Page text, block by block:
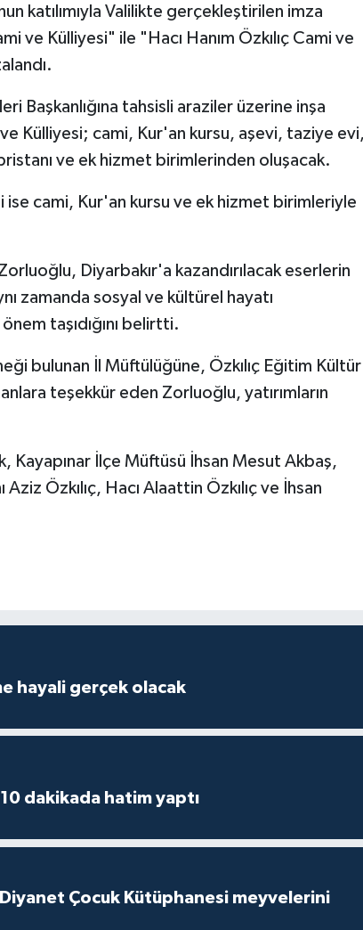
katılımıyla Valilikte gerçekleştirilen imza
ve Külliyesi" ile "Hacı Hanım Özkılıç Cami ve
Başkanlığına tahsisli araziler üzerine inşa
Külliyesi; cami, Kur'an kursu, aşevi, taziye evi,
ve ek hizmet birimlerinden oluşacak.
ise cami, Kur'an kursu ve ek hizmet birimleriyle
Diyarbakır'a kazandırılacak eserlerin
zamanda sosyal ve kültürel hayatı
taşıdığını belirtti.
bulunan İl Müftülüğüne, Özkılıç Eğitim Kültür
teşekkür eden Zorluoğlu, yatırımların
Kayapınar İlçe Müftüsü İhsan Mesut Akbaş,
Özkılıç, Hacı Alaattin Özkılıç ve İhsan
hayali gerçek olacak
dakikada hatim yaptı
Diyanet Çocuk Kütüphanesi meyvelerini